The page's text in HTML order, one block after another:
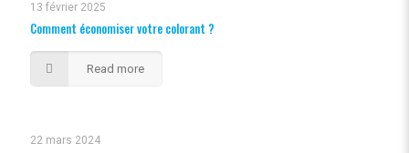
13 février 2025
Comment économiser votre colorant ?
Read more
22 mars 2024